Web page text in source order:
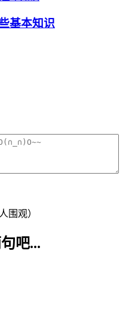
基本知识
人围观）
吧...